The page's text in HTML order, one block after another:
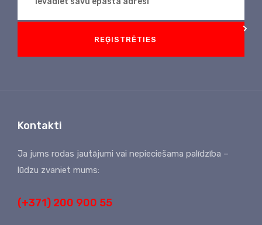
REĢISTRĒTIES
Kontakti
Ja jums rodas jautājumi vai nepieciešama palīdzība –
lūdzu zvaniet mums:
(+371) 200 900 55